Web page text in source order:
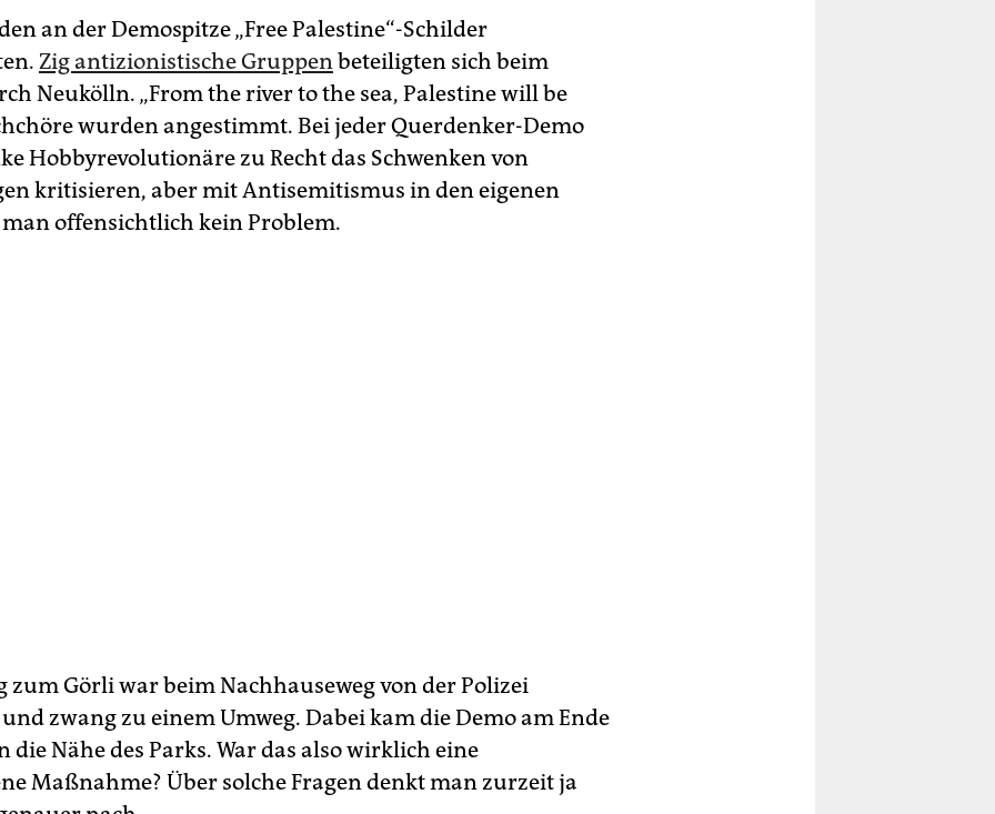
an der Demospitze „Free Palestine“-Schilder
Zig antizionistische Gruppenbeteiligten sich beim
Neukölln. „From the river to the sea, Palestine will be
wurden angestimmt. Bei jeder Querdenker-Demo
Hobbyrevolutionäre zu Recht das Schwenken von
kritisieren, aber mit Antisemitismus in den eigenen
offensichtlich kein Problem.
zum Görli war beim Nachhauseweg von der Polizei
zwang zu einem Umweg. Dabei kam die Demo am Ende
die Nähe des Parks. War das also wirklich eine
Maßnahme? Über solche Fragen denkt man zurzeit ja